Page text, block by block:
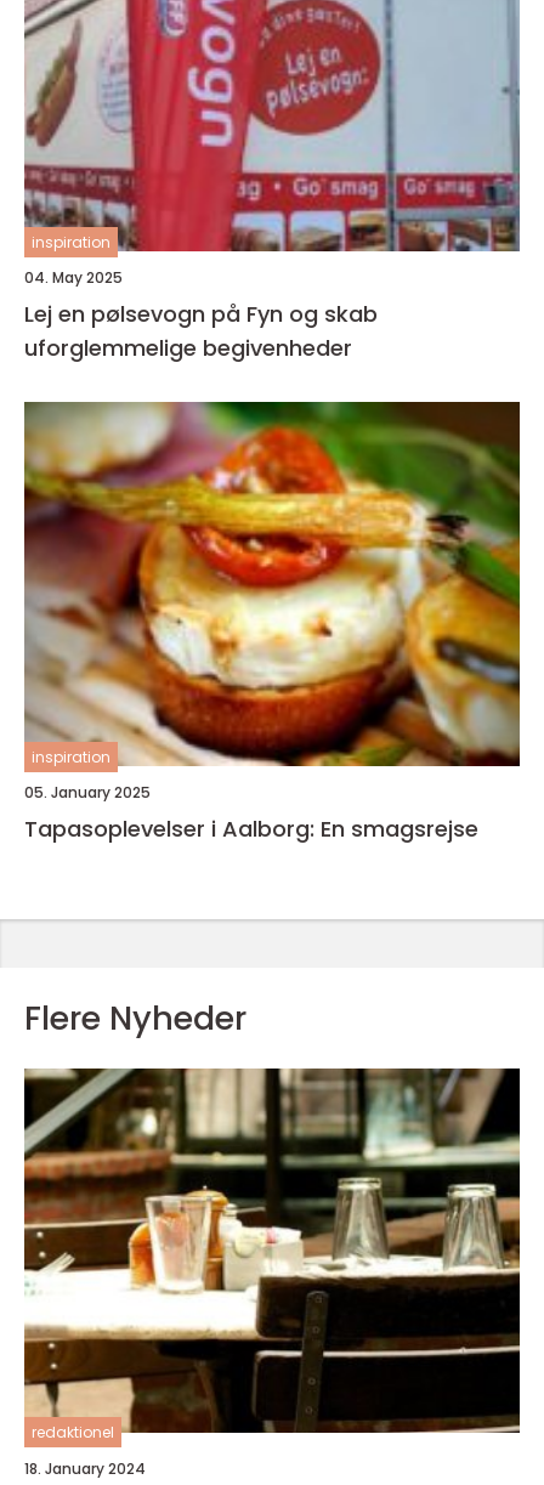
inspiration
04. May 2025
Lej en pølsevogn på Fyn og skab
uforglemmelige begivenheder
inspiration
05. January 2025
Tapasoplevelser i Aalborg: En smagsrejse
Flere Nyheder
redaktionel
18. January 2024